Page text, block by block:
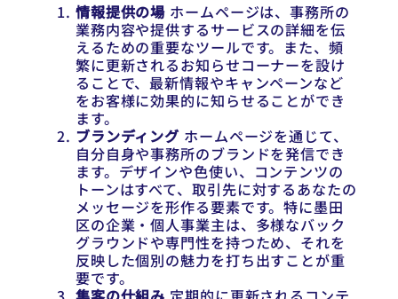
情報提供の場 ホームページは、事務所の
業務内容や提供するサービスの詳細を伝
えるための重要なツールです。また、頻
繁に更新されるお知らせコーナーを設け
ることで、最新情報やキャンペーンなど
をお客様に効果的に知らせることができ
ます。
ブランディング ホームページを通じて、
自分自身や事務所のブランドを発信でき
ます。デザインや色使い、コンテンツの
トーンはすべて、取引先に対するあなたの
メッセージを形作る要素です。特に墨田
区の企業・個人事業主は、多様なバック
グラウンドや専門性を持つため、それを
反映した個別の魅力を打ち出すことが重
要です。